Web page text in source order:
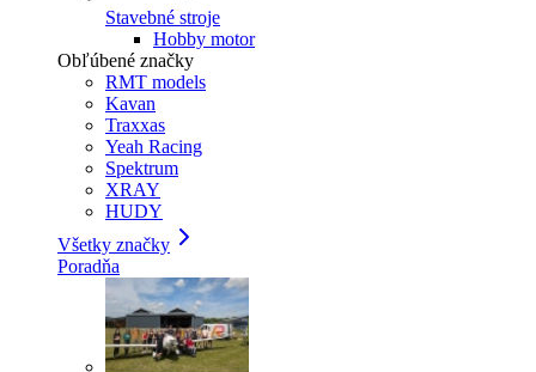
Stavebné stroje
Hobby motor
Obľúbené značky
RMT models
Kavan
Traxxas
Yeah Racing
Spektrum
XRAY
HUDY
Všetky značky
Poradňa